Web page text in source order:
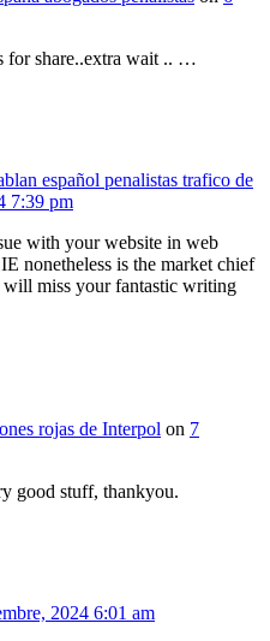
for share..extra wait .. …
español penalistas trafico de
7:39 pm
with your website in web
nonetheless is the market chief
will miss your fantastic writing
rojas de Interpol on 7
good stuff, thankyou.
2024 6:01 am